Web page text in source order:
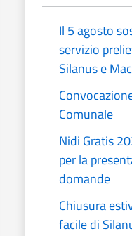
Il 5 agosto
servizio
Silanus e
Comunale
Nidi Gratis
per la
domande
Chiusura
facile di